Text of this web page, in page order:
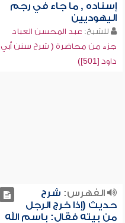
إسناده , ما جاء في رجم
اليهوديين
للشيخ: عبد المحسن العباد
جزء من محاضرة ( شرح سنن أبي
داود [501])
الفهرس: شرح
حديث (إذا خرج الرجل
من بيته فقال: باسم الله